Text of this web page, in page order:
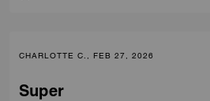
CHARLOTTE C., FEB 27, 2026
Super